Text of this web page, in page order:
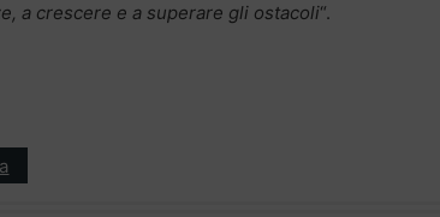
a crescere e a superare gli ostacoli“.